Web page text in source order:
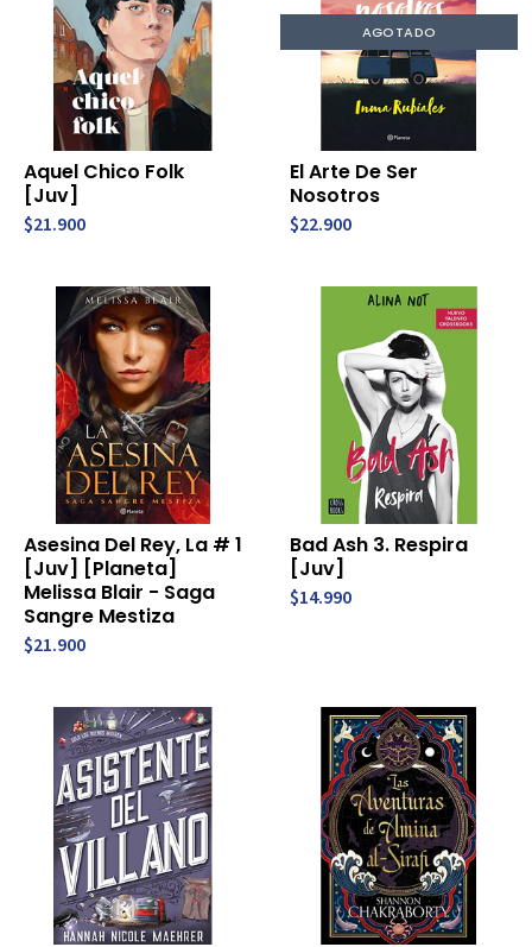
Aquel Chico Folk
[Juv]
$21.900
AGOTADO
El Arte De Ser
Nosotros
$22.900
Asesina Del Rey, La # 1
[Juv] [Planeta]
Melissa Blair - Saga
Sangre Mestiza
$21.900
Bad Ash 3. Respira
[Juv]
$14.990